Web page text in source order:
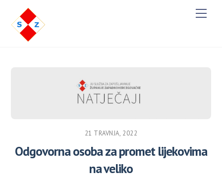
M
e
21 TRAVNJA, 2022
Odgovorna osoba za promet lijekovima
na veliko